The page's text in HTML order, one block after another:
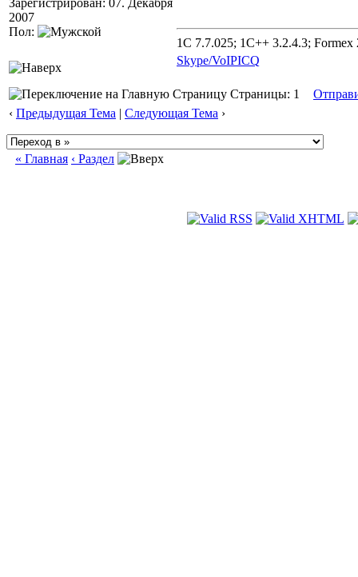
Зарегистрирован: 07. Декабря
2007
Пол:
1C 7.7.025; 1C++ 3.2.4.3; Formex
Skype/VoIPICQ
Страницы: 1
‹ Предыдущая Тема | Следующая Тема ›
« Главная ‹ Раздел